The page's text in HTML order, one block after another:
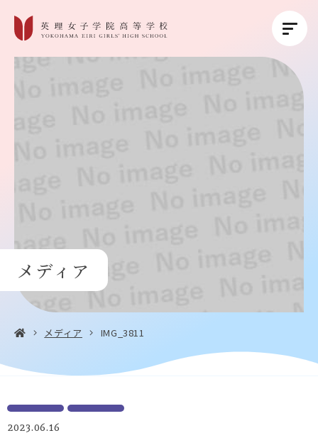
進路・進学
受験生の方へ
アクセス
メディア
メディア IMG_3811
2023.06.16